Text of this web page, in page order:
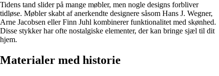
Tidens tand slider på mange møbler, men nogle designs forbliver
tidløse. Møbler skabt af anerkendte designere såsom Hans J. Wegner,
Arne Jacobsen eller Finn Juhl kombinerer funktionalitet med skønhed.
Disse stykker har ofte nostalgiske elementer, der kan bringe sjæl til dit
hjem.
Materialer med historie